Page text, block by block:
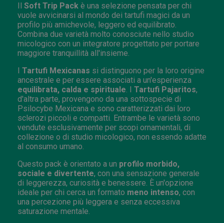
Il Soft Trip Pack è una selezione pensata per chi
vuole avvicinarsi al mondo dei tartufi magici da un
profilo più amichevole, leggero ed equilibrato.
Combina due varietà molto conosciute nello studio
micologico con un integratore progettato per portare
maggiore tranquillità all'insieme.
I Tartufi Mexicanas si distinguono per la loro origine
ancestrale e per essere associati a un'esperienza
equilibrata, calda e spirituale . I Tartufi Pajaritos,
d'altra parte, provengono da una sottospecie di
Psilocybe Mexicana e sono caratterizzati dai loro
sclerozi piccoli e compatti. Entrambe le varietà sono
vendute esclusivamente per scopi ornamentali, di
collezione o di studio micologico, non essendo adatte
al consumo umano.
Questo pack è orientato a un profilo morbido,
sociale e divertente, con una sensazione generale
di leggerezza, curiosità e benessere. È un'opzione
ideale per chi cerca un formato meno intenso, con
una percezione più leggera e senza eccessiva
saturazione mentale.